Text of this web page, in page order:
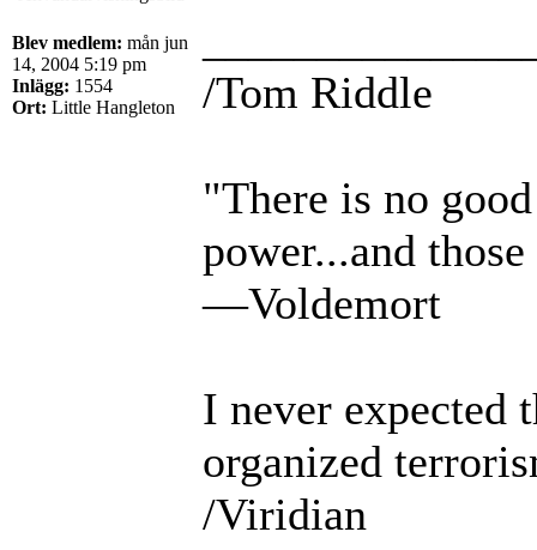
Blev medlem: mån jun
14, 2004 5:19 pm
Inlägg: 1554
Ort: Little Hangleton
/Tom Riddle
"There is no
power...and
—Voldemort
I never expected
organized
/Viridian